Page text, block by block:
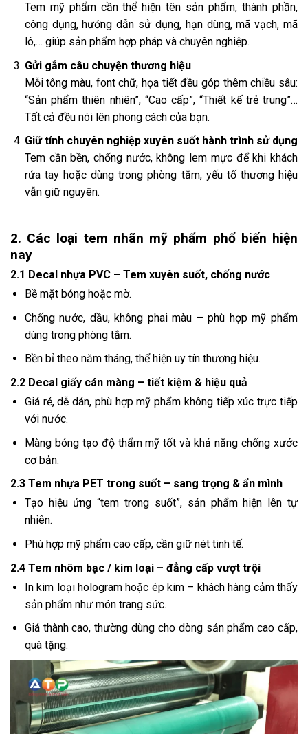
Tem mỹ phẩm cần thể hiện tên sản phẩm, thành phần,
công dụng, hướng dẫn sử dụng, hạn dùng, mã vạch, mã
lô,… giúp sản phẩm hợp pháp và chuyên nghiệp.
Gửi gắm câu chuyện thương hiệu
Mỗi tông màu, font chữ, họa tiết đều góp thêm chiều sâu:
“Sản phẩm thiên nhiên”, “Cao cấp”, “Thiết kế trẻ trung”…
Tất cả đều nói lên phong cách của bạn.
Giữ tính chuyên nghiệp xuyên suốt hành trình sử dụng
Tem cần bền, chống nước, không lem mực để khi khách
rửa tay hoặc dùng trong phòng tắm, yếu tố thương hiệu
vẫn giữ nguyên.
2. Các loại tem nhãn mỹ phẩm phổ biến hiện
nay
2.1 Decal nhựa PVC – Tem xuyên suốt, chống nước
Bề mặt bóng hoặc mờ.
Chống nước, dầu, không phai màu – phù hợp mỹ phẩm
dùng trong phòng tắm.
Bền bỉ theo năm tháng, thể hiện uy tín thương hiệu.
2.2 Decal giấy cán màng – tiết kiệm & hiệu quả
Giá rẻ, dễ dán, phù hợp mỹ phẩm không tiếp xúc trực tiếp
với nước.
Màng bóng tạo độ thẩm mỹ tốt và khả năng chống xước
cơ bản.
2.3 Tem nhựa PET trong suốt – sang trọng & ẩn mình
Tạo hiệu ứng “tem trong suốt”, sản phẩm hiện lên tự
nhiên.
Phù hợp mỹ phẩm cao cấp, cần giữ nét tinh tế.
2.4 Tem nhôm bạc / kim loại – đẳng cấp vượt trội
In kim loại hologram hoặc ép kim – khách hàng cảm thấy
sản phẩm như món trang sức.
Giá thành cao, thường dùng cho dòng sản phẩm cao cấp,
quà tặng.